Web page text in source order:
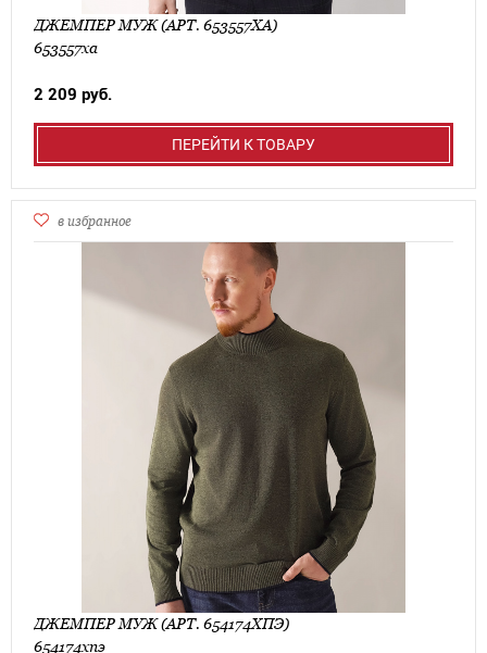
ДЖЕМПЕР МУЖ (АРТ. 653557ХА)
653557ха
2 209 руб.
ПЕРЕЙТИ К ТОВАРУ
в избранное
ДЖЕМПЕР МУЖ (АРТ. 654174ХПЭ)
654174хпэ